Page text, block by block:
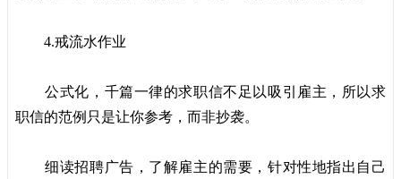
4.戒流水作业
公式化，千篇一律的求职信不足以吸引雇主，所以求
职信的范例只是让你参考，而非抄袭。
细读招聘广告，了解雇主的需要，针对性地指出自己